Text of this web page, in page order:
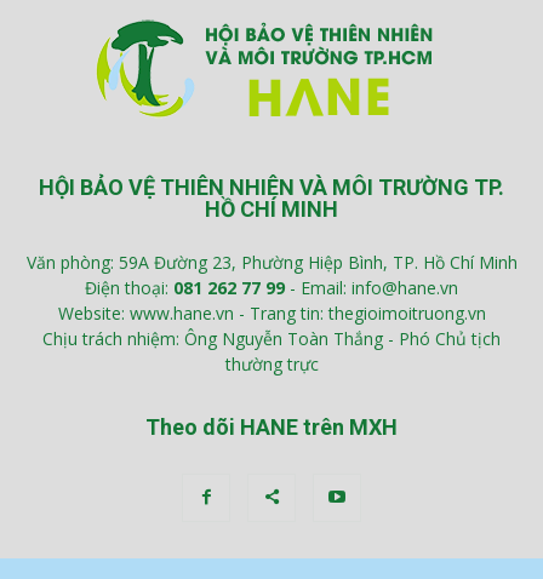
HỘI BẢO VỆ THIÊN NHIÊN VÀ MÔI TRƯỜNG TP.
HỒ CHÍ MINH
Văn phòng: 59A Đường 23, Phường Hiệp Bình, TP. Hồ Chí Minh
Điện thoại: 081 262 77 99 - Email: info@hane.vn
Website: www.hane.vn - Trang tin: thegioimoitruong.vn
Chịu trách nhiệm: Ông Nguyễn Toàn Thắng - Phó Chủ tịch
thường trực
Theo dõi HANE trên MXH